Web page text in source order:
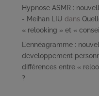
Hypnose ASMR :
- Meihan LIU dans
« relooking » et «
L'ennéagramme :
developpement
différences entre «
?